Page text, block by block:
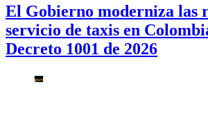
El Gobierno moderniza las
servicio de taxis en
Decreto 1001 de 2026